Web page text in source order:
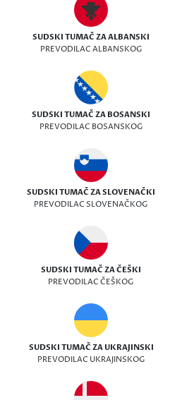
SUDSKI TUMAČ ZA ALBANSKI
PREVODILAC ALBANSKOG
SUDSKI TUMAČ ZA BOSANSKI
PREVODILAC BOSANSKOG
SUDSKI TUMAČ ZA SLOVENAČKI
PREVODILAC SLOVENAČKOG
SUDSKI TUMAČ ZA ČEŠKI
PREVODILAC ČEŠKOG
SUDSKI TUMAČ ZA UKRAJINSKI
PREVODILAC UKRAJINSKOG